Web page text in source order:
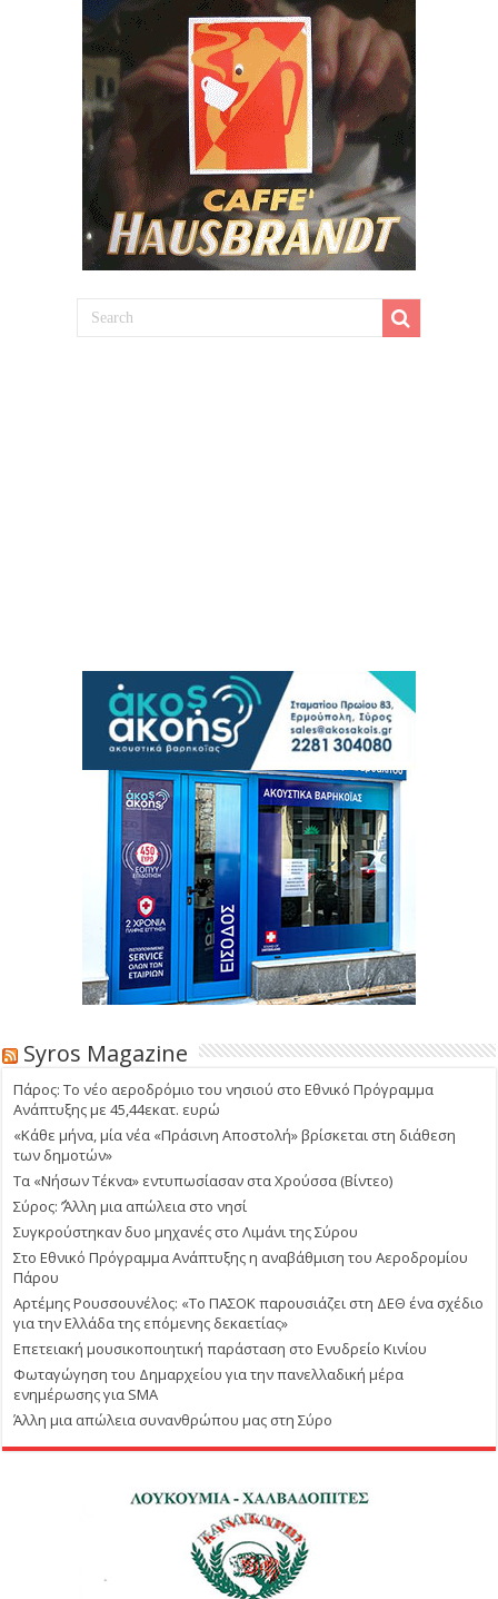
Syros Magazine
Πάρος: Το νέο αεροδρόμιο του νησιού στο Εθνικό Πρόγραμμα
Ανάπτυξης με 45,44εκατ. ευρώ
«Κάθε μήνα, μία νέα «Πράσινη Αποστολή» βρίσκεται στη διάθεση
των δημοτών»
Τα «Νήσων Τέκνα» εντυπωσίασαν στα Χρούσσα (Βίντεο)
Σύρος: ΄’Άλλη μια απώλεια στο νησί
Συγκρούστηκαν δυο μηχανές στο Λιμάνι της Σύρου
Στο Εθνικό Πρόγραμμα Ανάπτυξης η αναβάθμιση του Αεροδρομίου
Πάρου
Αρτέμης Ρουσσουνέλος: «Το ΠΑΣΟΚ παρουσιάζει στη ΔΕΘ ένα σχέδιο
για την Ελλάδα της επόμενης δεκαετίας»
Επετειακή μουσικοποιητική παράσταση στο Ενυδρείο Κινίου
Φωταγώγηση του Δημαρχείου για την πανελλαδική μέρα
ενημέρωσης για SMA
Άλλη μια απώλεια συνανθρώπου μας στη Σύρο